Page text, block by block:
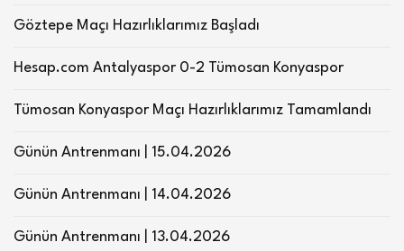
Göztepe Maçı Hazırlıklarımız Başladı
Hesap.com Antalyaspor 0-2 Tümosan Konyaspor
Tümosan Konyaspor Maçı Hazırlıklarımız Tamamlandı
Günün Antrenmanı | 15.04.2026
Günün Antrenmanı | 14.04.2026
Günün Antrenmanı | 13.04.2026